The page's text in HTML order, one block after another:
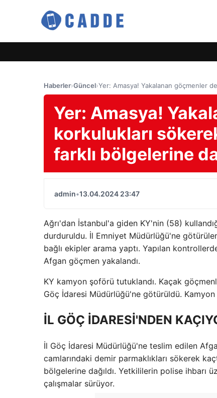
Haberler›Güncel›Yer: Amasya! Yakalanan göçmenler
Yer: Amasya!
korkulukları
farklı bölgelerine
admin•13.04.2024 23:47
Ağrı'dan İstanbul'a giden KY'nin (58)
durduruldu. İl Emniyet Müdürlüğü'ne
bağlı ekipler arama yaptı. Yapılan
Afgan göçmen yakalandı.
KY kamyon şoförü tutuklandı. Kaçak
Göç İdaresi Müdürlüğü'ne götürüldü.
İL GÖÇ İDARESİ'NDEN
İl Göç İdaresi Müdürlüğü'ne teslim edilen
camlarındaki demir parmaklıkları sökerek
bölgelerine dağıldı. Yetkililerin polise ihbarı
çalışmalar sürüyor.